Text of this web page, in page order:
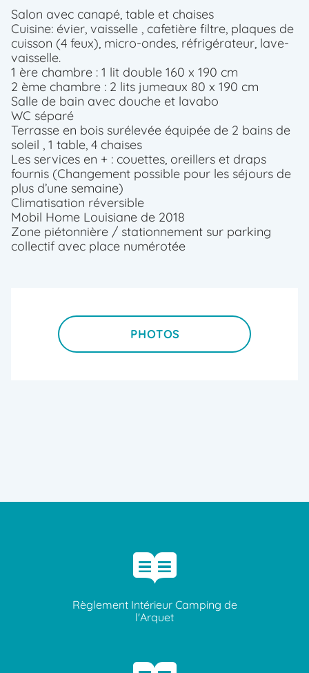
20/08/2026
Last
minute été
Last
à partir de
1785€
1428€
Plus
que 1
disponible
PREMIUM
Votre séjour
du
Last
minute été
1820€
Salon avec canapé, table et chaises
Cuisine: évier, vaisselle , cafetière filtre, plaques de
cuisson (4 feux), micro-ondes, réfrigérateur, lave-
vaisselle.
1 ère chambre : 1 lit double 160 x 190 cm
2 ème chambre : 2 lits jumeaux 80 x 190 cm
Salle de bain avec douche et lavabo
WC séparé
Terrasse en bois surélevée équipée de 2 bains de
soleil , 1 table, 4 chaises
Les services en + : couettes, oreillers et draps
fournis (Changement possible pour les séjours de
plus d’une semaine)
Climatisation réversible
Mobil Home Louisiane de 2018
Zone piétonnière / stationnement sur parking
collectif avec place numérotée
PHOTOS
Règlement Intérieur Camping de
l'Arquet